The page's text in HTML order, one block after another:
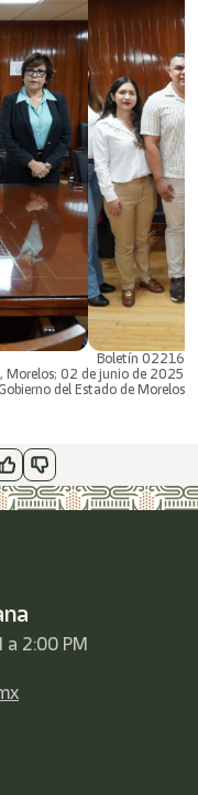
Boletín 02216
Morelos; 02 de junio de 2025
del Estado de Morelos
a 2:00 PM